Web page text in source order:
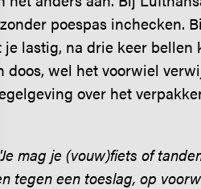
poespas inchecken.
lastig, na drie keer
doos, wel het voorwiel
over het
'Je mag je (vouw)fiets of
tegen een toeslag, op